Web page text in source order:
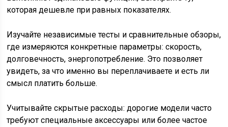
которая дешевле при равных показателях.
Изучайте независимые тесты и сравнительные обзоры,
где измеряются конкретные параметры: скорость,
долговечность, энергопотребление. Это позволяет
увидеть, за что именно вы переплачиваете и есть ли
смысл платить больше.
Учитывайте скрытые расходы: дорогие модели часто
требуют специальные аксессуары или более частое